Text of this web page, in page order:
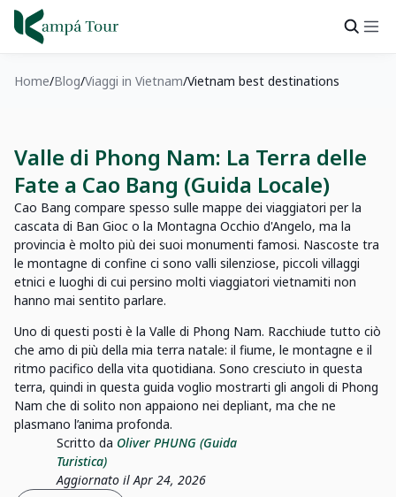
Home Blog Viaggi in Vietnam Vietnam best destinations
Valle di Phong Nam: La Terra delle
Fate a Cao Bang (Guida Locale)
Cao Bang compare spesso sulle mappe dei viaggiatori per la
cascata di Ban Gioc o la Montagna Occhio d'Angelo, ma la
provincia è molto più dei suoi monumenti famosi. Nascoste tra
le montagne di confine ci sono valli silenziose, piccoli villaggi
etnici e luoghi di cui persino molti viaggiatori vietnamiti non
hanno mai sentito parlare.
Uno di questi posti è la Valle di Phong Nam. Racchiude tutto ciò
che amo di più della mia terra natale: il fiume, le montagne e il
ritmo pacifico della vita quotidiana. Sono cresciuto in questa
terra, quindi in questa guida voglio mostrarti gli angoli di Phong
Nam che di solito non appaiono nei depliant, ma che ne
plasmano l’anima profonda.
Scritto da Oliver PHUNG (Guida
Turistica)
Aggiornato il Apr 24, 2026